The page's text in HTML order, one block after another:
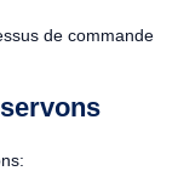
de commande